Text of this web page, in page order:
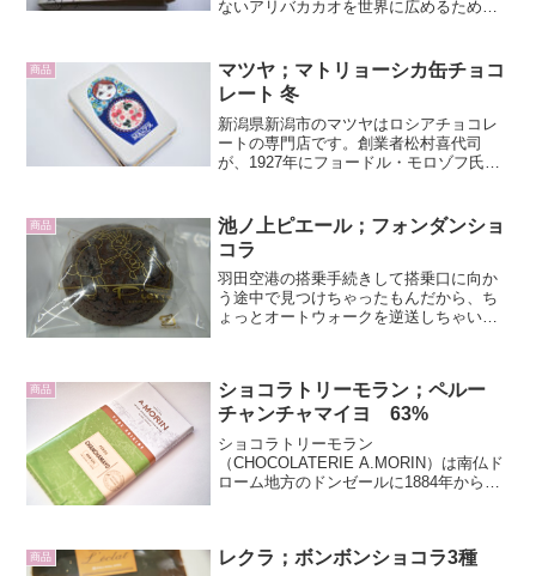
ないアリバカカオを世界に広めるため、
ぶ」グリーンサンタクロースを意味
し、...
商品
マツヤ；マトリョーシカ缶チョコ
レート 冬
新潟県新潟市のマツヤはロシアチョコレ
ートの専門店です。創業者松村喜代司
が、1927年にフョードル・モロゾフ氏の
コ」をオープン。その後、空襲の被害を
受けて戦後新潟市に...
商品
池ノ上ピエール；フォンダンショ
コラ
羽田空港の搭乗手続きして搭乗口に向か
う途中で見つけちゃったもんだから、ち
ょっとオートウォークを逆送しちゃいま
加物を使用していない手作...
商品
ショコラトリーモラン；ペルー
チャンチャマイヨ 63%
ショコラトリーモラン
（CHOCOLATERIE A.MORIN）は南仏ド
ローム地方のドンゼールに1884年から続
アーモン...
商品 レクラ；ボンボンショコラ3種